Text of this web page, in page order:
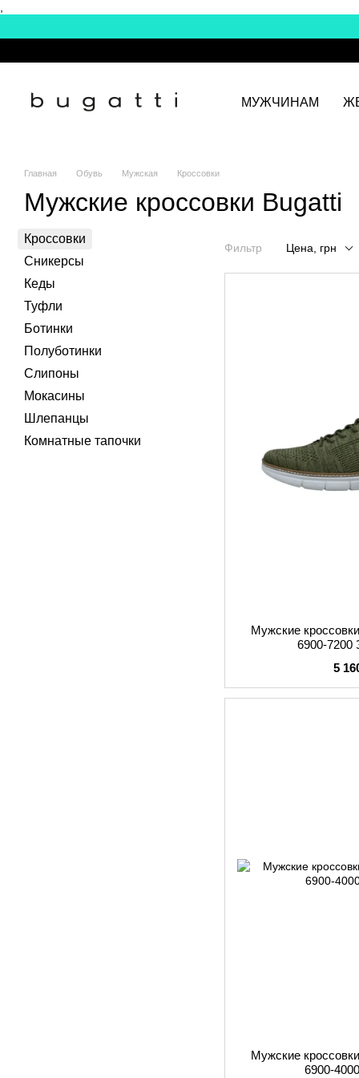
МУЖЧИНАМ
Главная Обувь Мужская Кроссовки
Мужские кроссовки Bugatti
Фильтр Цена, грн
Мужские
6900-7200
5
Мужские
6900-
Кроссовки
Сникерсы
Кеды
Туфли
Ботинки
Полуботинки
Слипоны
Мокасины
Шлепанцы
Комнатные тапочки